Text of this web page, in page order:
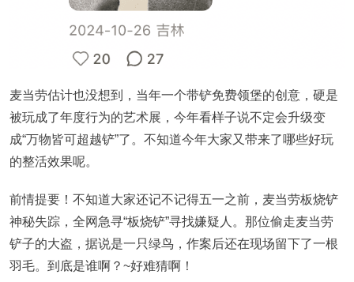
麦当劳估计也没想到，当年一个带铲免费领堡的创意，硬是
被玩成了年度行为的艺术展，今年看样子说不定会升级变
成“万物皆可超越铲”了。 不知道今年大家又带来了哪些好玩
的整活效果呢。
前情提要！不知道大家还记不记得五一之前，麦当劳板烧铲
神秘失踪，全网急寻“板烧铲”寻找嫌疑人。那位偷走麦当劳
铲子的大盗，据说是一只绿鸟，作案后还在现场留下了一根
羽毛。到底是谁啊？~好难猜啊！